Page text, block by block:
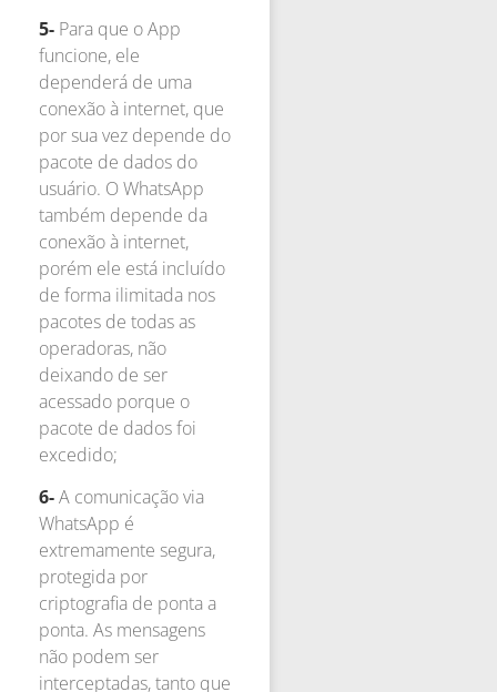
5- Para que o App
funcione, ele
dependerá de uma
conexão à internet, que
por sua vez depende do
pacote de dados do
usuário. O WhatsApp
também depende da
conexão à internet,
porém ele está incluído
de forma ilimitada nos
pacotes de todas as
operadoras, não
deixando de ser
acessado porque o
pacote de dados foi
excedido;
6-A comunicação via
WhatsApp é
extremamente segura,
protegida por
criptografia de ponta a
ponta. As mensagens
não podem ser
interceptadas, tanto que